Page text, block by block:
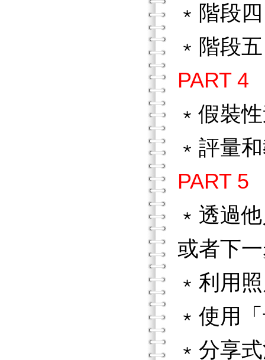
﹡階段
﹡階段
PART 4
﹡假裝
﹡評量
PART 5
﹡透過
或者下
﹡利用
﹡使用
﹡分享